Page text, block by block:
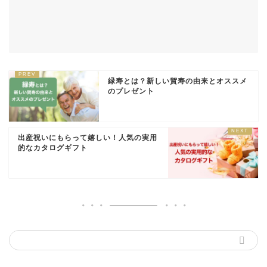
緑寿とは？新しい賀寿の由来とオススメ
のプレゼント
出産祝いにもらって嬉しい！人気の実用
的なカタログギフト